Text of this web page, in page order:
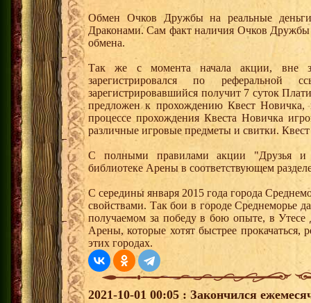
Обмен Очков Дружбы на реальные деньги
Драконами. Сам факт наличия Очков Дружбы
обмена.
Так же с момента начала акции, вне
зарегистрировался по
зарегистрировавшийся получит 7 суток
предложен к прохождению Квест
процессе прохождения Квеста Новичка
различные игровые предметы и свитки.
С полными правилами акции "Друзья и
библиотеке Арены в соответствующем
С середины января 2015 года города
свойствами. Так бои в городе Среднеморье
получаемом за победу в бою опыте, в
Арены, которые хотят быстрее прокачаться,
этих городах.
2021-10-01 00:05 : Закончился